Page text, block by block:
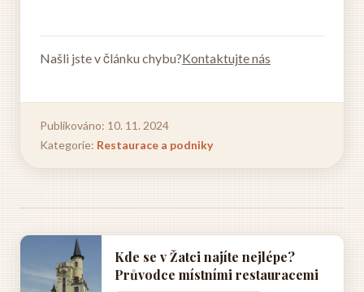
Našli jste v článku chybu?Kontaktujte nás
Publikováno: 10. 11. 2024
Kategorie: Restaurace a podniky
Kde se v Žatci najíte nejlépe?
Průvodce místními restauracemi